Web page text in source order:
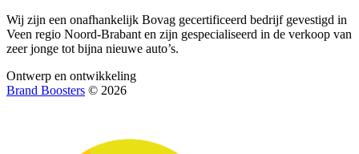
Wij zijn een onafhankelijk Bovag gecertificeerd bedrijf gevestigd in
Veen regio Noord-Brabant en zijn gespecialiseerd in de verkoop van
zeer jonge tot bijna nieuwe auto’s.
Ontwerp en ontwikkeling
Brand Boosters © 2026